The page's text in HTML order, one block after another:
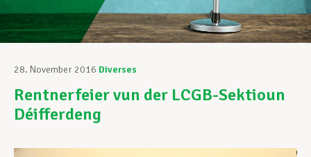
Unterstützung im Arbeitsalltag
Ihre Rechte
28. November 2016 Diverses
Rentnerfeier vun der LCGB-Sektioun
Déifferdeng